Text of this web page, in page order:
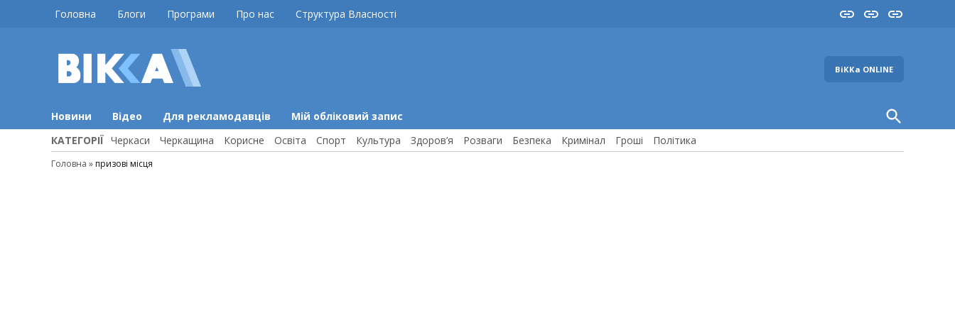
Головна Блоги Програми Про нас Структура Власності InstaYouTube
FB
ВіККа ONLINE
Новини Відео Для рекламодавців Мій обліковий запис
Open
Search
КАТЕГОРІЇ Черкаси Черкащина Корисне Освіта Спорт Культура Здоров’я Розваги Безпека Кримінал Гроші Політика
Головна » призові місця